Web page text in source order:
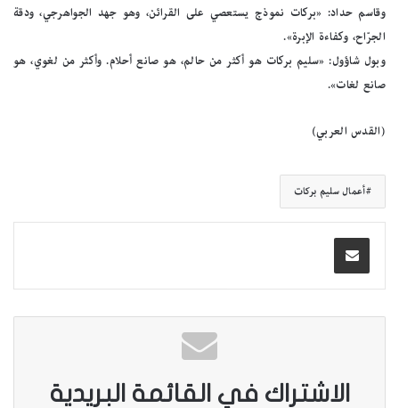
وقاسم حداد: «بركات نموذج يستعصي على القرائن، وهو جهد الجواهرجي، ودقة
الجرّاح، وكفاءة الإبرة».
وبول شاؤول: «سليم بركات هو أكثر من حالم، هو صانع أحلام. وأكثر من لغوي، هو
صانع لغات».
(القدس العربي)
أعمال سليم بركات
الاشتراك في القائمة البريدية